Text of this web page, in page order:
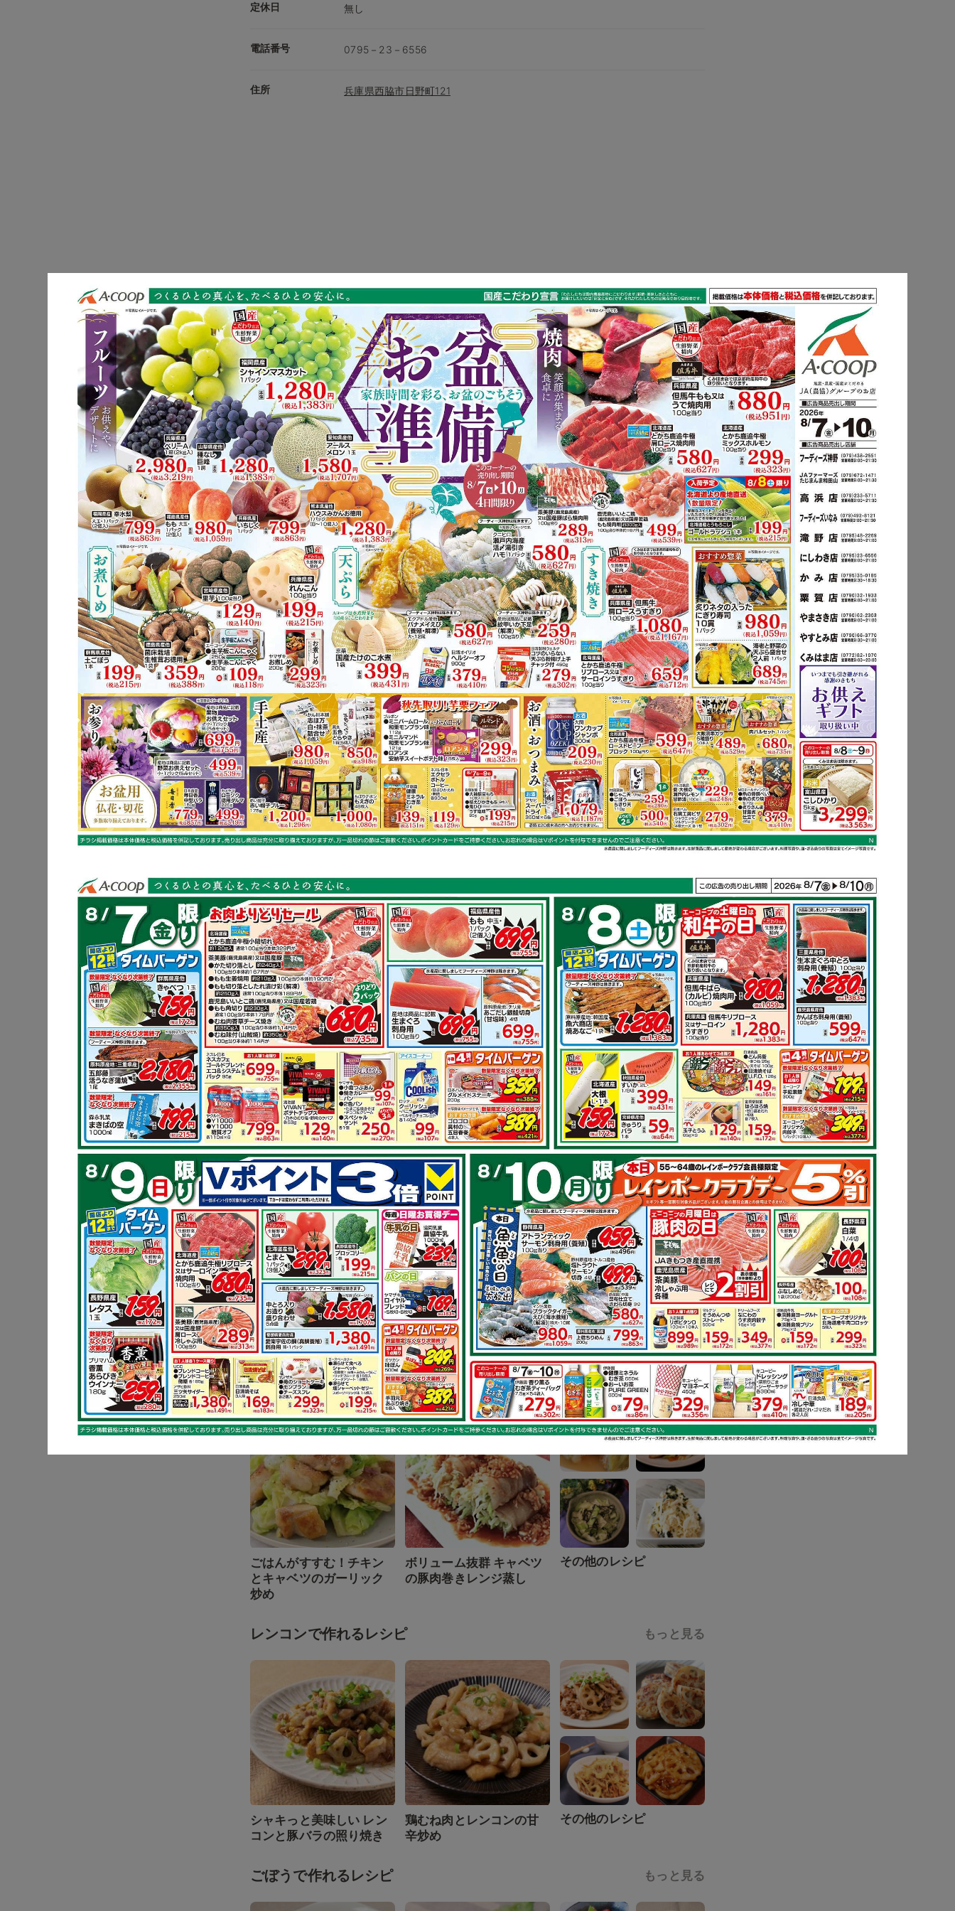
定休日 無し
電話番号 0795－23－6556
住所 兵庫県西脇市日野町121
公式サイト https://www.acoop-kinki.co.jp/shop/details-nishiwaki.html
駐車場 有り（50台）
電子マネー Vマネー
チラシ掲載商品からレシピを探す
豚肩ロース 鶏もも肉 キャベツ
レンコン ごぼう 鮭
※明細されている内容は店舗の実売状況と異なる場合がございます。
豚肩ロースで作れるレシピ もっと見る
豚肩ロースとピーマンの
炒め物
豚肩ロースで スタミナ生
姜焼き
その他のレシピ
鶏もも肉で作れるレシピ もっと見る
しょうが香る 鶏もも肉と
ナスの炒め物
鶏もも肉のイタリアンス
テーキ
その他のレシピ
キャベツで作れるレシピ もっと見る
ごはんがすすむ！チキン
とキャベツのガーリック
炒め
ボリューム抜群 キャベツ
の豚肉巻きレンジ蒸し
その他のレシピ
レンコンで作れるレシピ もっと見る
シャキっと美味しい レン
コンと豚バラの照り焼き
鶏むね肉とレンコンの甘
辛炒め
その他のレシピ
ごぼうで作れるレシピ もっと見る